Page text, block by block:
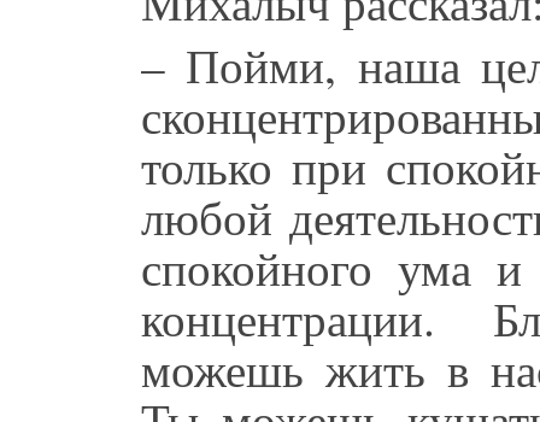
– Пойми, наша
только при
любой
спокойного ума и
концентрации.
можешь жить в